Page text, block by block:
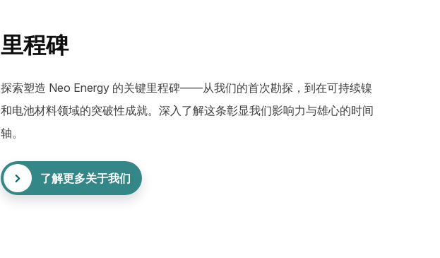
里程碑
探索塑造 Neo Energy 的关键里程碑——从我们的首次勘探，到在可持续镍
和电池材料领域的突破性成就。深入了解这条彰显我们影响力与雄心的时间
轴。
了解更多关于我们